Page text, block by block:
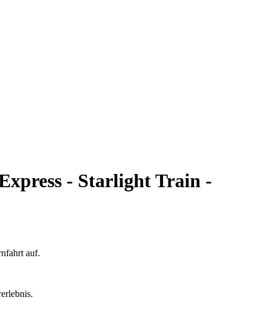
- Starlight Train -
auf.